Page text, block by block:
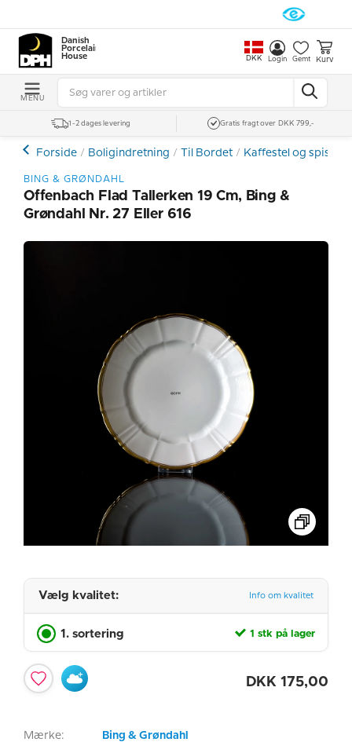
Danish
Porcelain
House
DKK Login Gemt Kurv
MENU
1-2 dages levering Gratis fragt over DKK 799,-
Forside Boligindretning Til Bordet Kaffestel og
BING & GRØNDAHL
Offenbach Flad Tallerken 19 Cm, Bing &
Grøndahl Nr. 27 Eller 616
Vælg kvalitet: Info om kvalitet
1. sortering 1 stk på lager
DKK 175,00
Mærke: Bing & Grøndahl